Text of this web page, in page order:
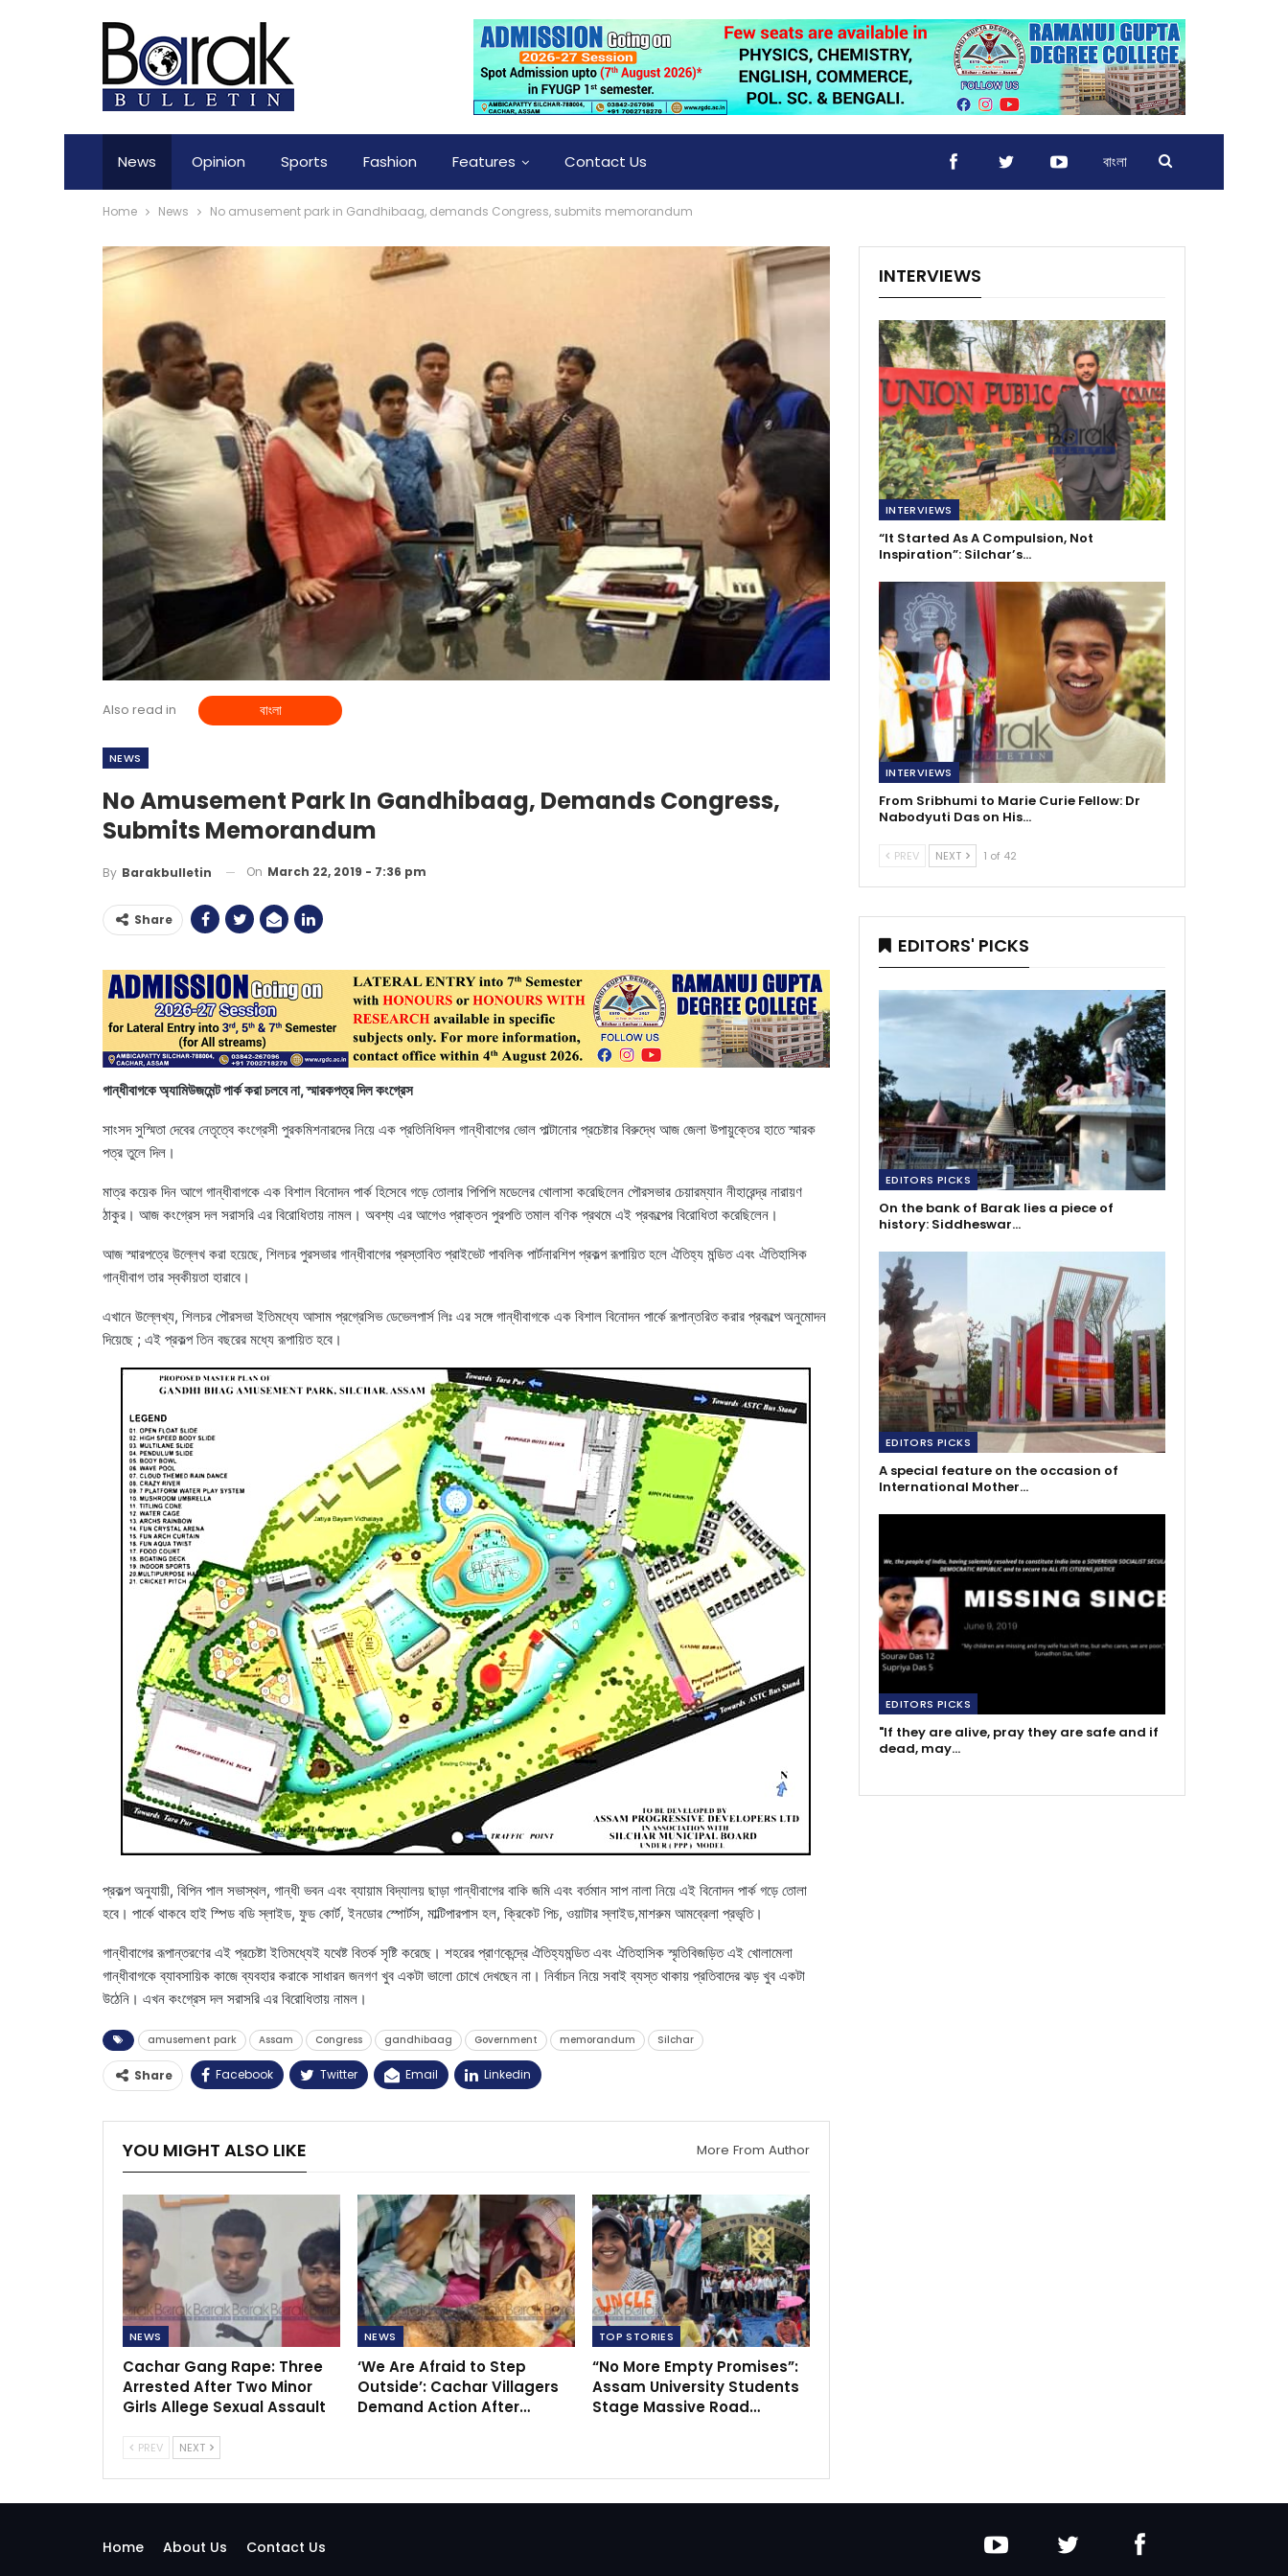
News Opinion Sports Fashion Features Contact Us বাংলা
Home News No amusement park in Gandhibaag, demands Congress, submits memorandum
Also read in বাংলা
NEWS
No Amusement Park In Gandhibaag, Demands Congress,
Submits Memorandum
By Barakbulletin On March 22, 2019 - 7:36 pm
Share
গান্ধীবাগকে অ্যামিউজমেন্ট পার্ক করা চলবে না, স্মারকপত্র দিল কংগ্রেস
সাংসদ সুস্মিতা দেবের নেতৃত্বে কংগ্রেসী পুরকমিশনারদের নিয়ে এক প্রতিনিধিদল গান্ধীবাগের ভোল পাল্টানোর প্রচেষ্টার বিরুদ্ধে আজ জেলা উপায়ুক্তের হাতে স্মারক
পত্র তুলে দিল।
মাত্র কয়েক দিন আগে গান্ধীবাগকে এক বিশাল বিনোদন পার্ক হিসেবে গড়ে তোলার পিপিপি মডেলের খোলাসা করেছিলেন পৌরসভার চেয়ারম্যান নীহারেন্দ্র নারায়ণ
ঠাকুর। আজ কংগ্রেস দল সরাসরি এর বিরোধিতায় নামল। অবশ্য এর আগেও প্রাক্তন পুরপতি তমাল বণিক প্রথমে এই প্রকল্পের বিরোধিতা করেছিলেন।
আজ স্মারপত্রে উল্লেখ করা হয়েছে, শিলচর পুরসভার গান্ধীবাগের প্রস্তাবিত প্রাইভেট পাবলিক পার্টনারশিপ প্রকল্প রূপায়িত হলে ঐতিহ্য মন্ডিত এবং ঐতিহাসিক
গান্ধীবাগ তার স্বকীয়তা হারাবে।
এখানে উল্লেখ্য, শিলচর পৌরসভা ইতিমধ্যে আসাম প্রগ্রেসিভ ডেভেলপার্স লিঃ এর সঙ্গে গান্ধীবাগকে এক বিশাল বিনোদন পার্কে রূপান্তরিত করার প্রকল্পে অনুমোদন
দিয়েছে ; এই প্রকল্প তিন বছরের মধ্যে রূপায়িত হবে।
প্রকল্প অনুযায়ী, বিপিন পাল সভাস্থল, গান্ধী ভবন এবং ব্যায়াম বিদ্যালয় ছাড়া গান্ধীবাগের বাকি জমি এবং বর্তমান সাপ নালা নিয়ে এই বিনোদন পার্ক গড়ে তোলা
হবে। পার্কে থাকবে হাই স্পিড বডি স্লাইড, ফুড কোর্ট, ইনডোর স্পোর্টস, মাল্টিপারপাস হল, ক্রিকেট পিচ, ওয়াটার স্লাইড,মাশরুম আমব্রেলা প্রভৃতি।
গান্ধীবাগের রূপান্তরণের এই প্রচেষ্টা ইতিমধ্যেই যথেষ্ট বিতর্ক সৃষ্টি করেছে। শহরের প্রাণকেন্দ্রে ঐতিহ্যমন্ডিত এবং ঐতিহাসিক স্মৃতিবিজড়িত এই খোলামেলা
গান্ধীবাগকে ব্যাবসায়িক কাজে ব্যবহার করাকে সাধারন জনগণ খুব একটা ভালো চোখে দেখছেন না। নির্বাচন নিয়ে সবাই ব্যস্ত থাকায় প্রতিবাদের ঝড় খুব একটা
উঠেনি। এখন কংগ্রেস দল সরাসরি এর বিরোধিতায় নামল।
amusement park Assam Congress gandhibaag Government memorandum Silchar
Share Facebook Twitter Email Linkedin
YOU MIGHT ALSO LIKE More From Author
NEWS
Cachar Gang Rape: Three
Arrested After Two Minor
Girls Allege Sexual Assault
NEWS
‘We Are Afraid to Step
Outside’: Cachar Villagers
Demand Action After…
TOP STORIES
“No More Empty Promises”:
Assam University Students
Stage Massive Road…
PREV NEXT
INTERVIEWS
INTERVIEWS
“It Started As A Compulsion, Not
Inspiration”: Silchar’s…
INTERVIEWS
From Sribhumi to Marie Curie Fellow: Dr
Nabodyuti Das on His…
PREV NEXT 1 of 42
EDITORS' PICKS
EDITORS PICKS
On the bank of Barak lies a piece of
history: Siddheswar…
EDITORS PICKS
A special feature on the occasion of
International Mother…
EDITORS PICKS
"If they are alive, pray they are safe and if
dead, may…
Home About Us Contact Us